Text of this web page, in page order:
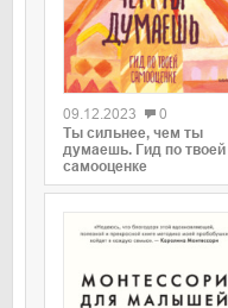
0
09.12.2023
0
Ты сильнее, чем ты
думаешь. Гид по твоей
самооценке